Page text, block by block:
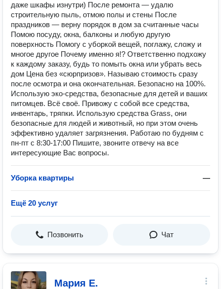
даже шкафы изнутри) После ремонта — удалю
строительную пыль, отмою полы и стены После
праздников — верну порядок в дом за считанные часы
Помою посуду, окна, балконы и любую другую
поверхность Помогу с уборкой вещей, поглажу, сложу и
многое другое Почему именно я!? Ответственно подхожу
к каждому заказу, будь то помыть окна или убрать весь
дом Цена без «сюрпризов». Называю стоимость сразу
после осмотра и она окончательная. Безопасно на 100%.
Использую эко-средства, безопасные для детей и ваших
питомцев. Всё своё. Привожу с собой все средства,
инвентарь, тряпки. Использую средства Grass, они
безопасные для людей и животный, но при этом очень
эффективно удаляет загрязнения. Работаю по будням с
пн-пт с 8:30-17:00 Пишите, звоните отвечу на все
интересующие Вас вопросы.
Уборка квартиры —
Ещё 20 услуг
Позвонить Чат
Мария Е.